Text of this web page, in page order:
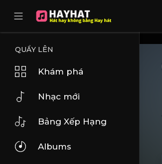
QUẨY LÊN
Khám phá
Nhạc mới
Bảng Xếp Hạng
Albums